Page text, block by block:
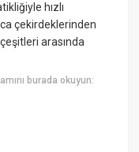
hızlı
çekirdeklerinden
arasında
burada okuyun: